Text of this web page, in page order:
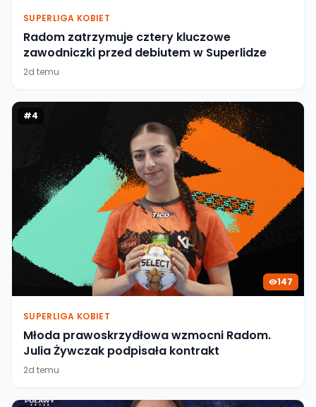
SUPERLIGA KOBIET
Radom zatrzymuje cztery kluczowe
zawodniczki przed debiutem w Superlidze
2d temu
#4
147
SUPERLIGA KOBIET
Młoda prawoskrzydłowa wzmocni Radom.
Julia Żywczak podpisała kontrakt
2d temu